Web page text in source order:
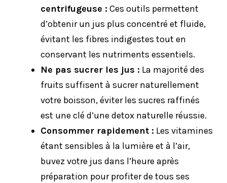
centrifugeuse : Ces outils permettent
d’obtenir un jus plus concentré et fluide,
évitant les fibres indigestes tout en
conservant les nutriments essentiels.
Ne pas sucrer les jus : La majorité des
fruits suffisent à sucrer naturellement
votre boisson, éviter les sucres raffinés
est une clé d’une detox naturelle réussie.
Consommer rapidement : Les vitamines
étant sensibles à la lumière et à l’air,
buvez votre jus dans l’heure après
préparation pour profiter de tous ses